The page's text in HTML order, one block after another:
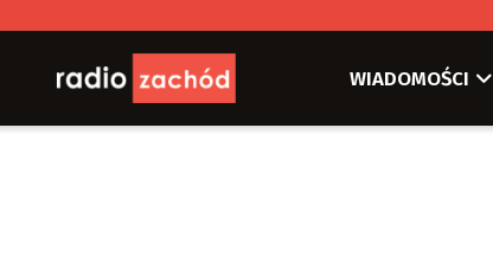
WIADOMOŚCI